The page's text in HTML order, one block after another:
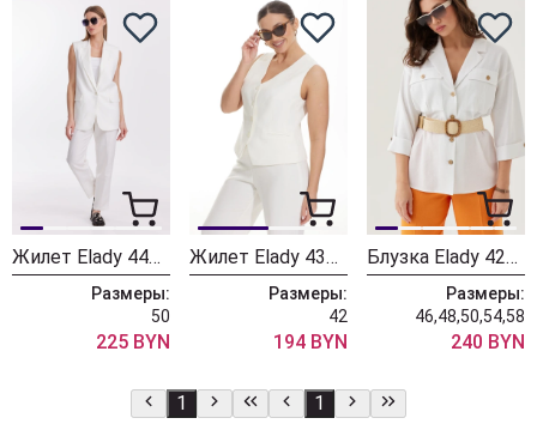
Жилет Elady 4458 молочный
Размеры:
50
225 BYN
Жилет Elady 4326 белый
Размеры:
42
194 BYN
Блузка Elady 4270 белый
Размеры:
46,48,50,54,58
240 BYN
1 1